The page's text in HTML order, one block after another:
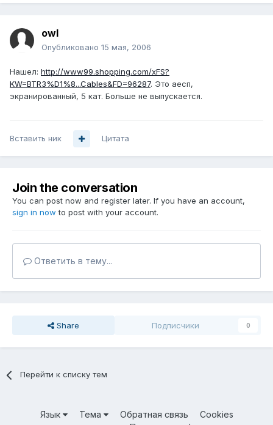
owl
Опубликовано 15 мая, 2006
Нашел: http://www99.shopping.com/xFS?
KW=BTR3%D1%8...Cables&FD=96287. Это аесп,
экранированный, 5 кат. Больше не выпускается.
Вставить ник Цитата
Join the conversation
You can post now and register later. If you have an account,
sign in now to post with your account.
Ответить в тему...
Share Подписчики 0
Перейти к списку тем
Язык Тема Обратная связь
Cookies